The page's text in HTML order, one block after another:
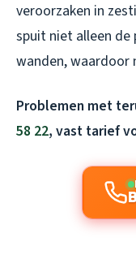
veroorzaken in
spuit niet alleen
wanden, waardoor
Problemen met
58 22, vast tarief